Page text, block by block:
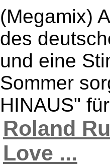
(Megamix)
des
und eine
Sommer
HINAUS"
Roland
Love ...